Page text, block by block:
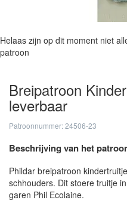
Helaas zijn op dit moment niet
patroon
Breipatroon
leverbaar
Patroonnummer: 24506-23
Beschrijving van het
Phildar breipatroon
schhouders. Dit stoere truitje
garen Phil Ecolaine.